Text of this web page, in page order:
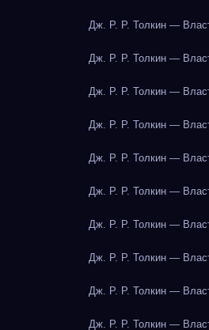
Дж. Р. Р. Толкин —
Дж. Р. Р. Толкин —
Дж. Р. Р. Толкин —
Дж. Р. Р. Толкин —
Дж. Р. Р. Толкин —
Дж. Р. Р. Толкин —
Дж. Р. Р. Толкин —
Дж. Р. Р. Толкин —
Дж. Р. Р. Толкин —
Дж. Р. Р. Толкин —